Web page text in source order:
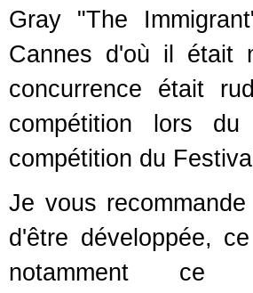
Gray "The
Cannes d'où il était
concurrence était
compétition lors
compétition du
Je vous
d'être développée,
notamment